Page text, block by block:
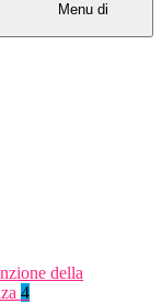
Menu di
della
4